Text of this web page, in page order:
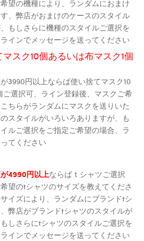
望の機種により、ランダムにおまけ
、弊店がおまけのケースのスタイル
もしさらに機種のスタイルご選択を
インでメッセージを送ってください
スク10個あるいは布マスク1個
3990円以上ならば使い捨てマスク10
ご選択可、ライン登録後、マスクご希
ちらがランダムにマスクを送りいた
スタイルがいろいろありますが、も
ルご選択をご指定ご希望の場合、ラ
てください
4990円以上ならばｔシャツご選択
望のtシャツのサイズを教えてくださ
イズにより、ランダムにブランドtシ
弊店がブランドtシャツのスタイルが
しさらにtシャツのスタイルご選択を
インでメッセージを送ってください